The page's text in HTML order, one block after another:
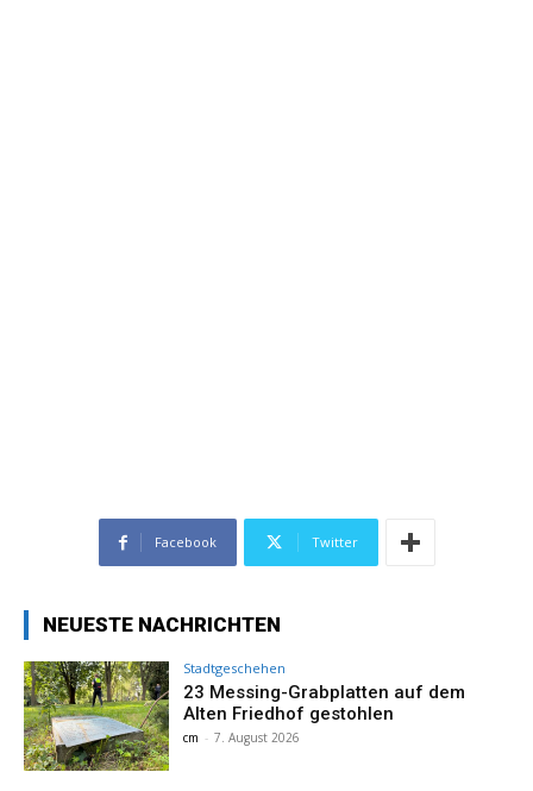
Facebook Twitter
NEUESTE NACHRICHTEN
Stadtgeschehen
23 Messing-Grabplatten auf dem
Alten Friedhof gestohlen
cm - 7. August 2026